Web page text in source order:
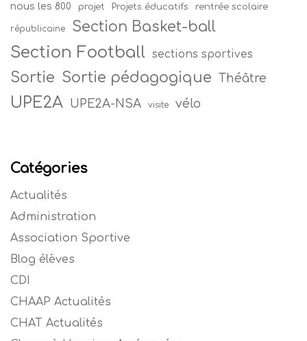
nous les 800 projet Projets éducatifs rentrée scolaire
républicaine Section Basket-ball
Section Football sections sportives
Sortie Sortie pédagogique Théâtre
UPE2A UPE2A-NSA visite vélo
Catégories
Actualités
Administration
Association Sportive
Blog élèves
CDI
CHAAP Actualités
CHAT Actualités